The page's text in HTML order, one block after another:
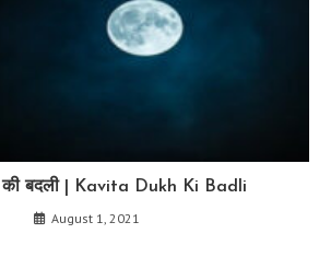
की बदली | Kavita Dukh Ki Badli
August 1, 2021